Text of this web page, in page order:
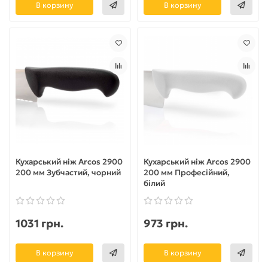
В корзину В корзину
Кухарський ніж Arcos 2900
200 мм Зубчастий, чорний
1031 грн.
В корзину
Кухарський ніж Arcos 2900
200 мм Професійний,
білий
973 грн.
В корзину